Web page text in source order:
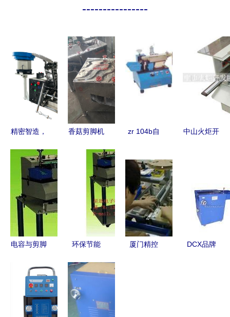
----------------
精密智造，
专业电容剪
脚机与电阻
打K折弯机
赋能电子厂
生产线
香菇剪脚机
机械食用菌
香菇去柄机
zr 104b自
剪脚机
中山火炬开
剪脚机产品
列表
电容与剪脚
造中的精准
利器
环保节能
高剪用棉量
超声波剪脚
机
厦门精控
DCX品牌